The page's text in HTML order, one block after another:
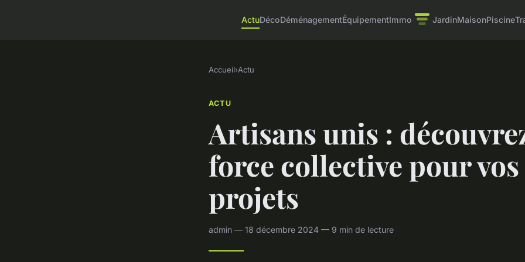
ActuDécoDéménagementÉquipementImmo JardinMaisonPiscine
Accueil›Actu
ACTU
Artisans unis :
force collective pour vos
projets
admin — 18 décembre 2024 — 9 min de lecture